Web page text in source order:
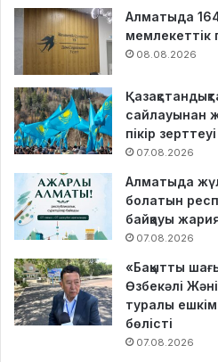
Алматыда 164
мемлекеттік
08.08.2026
сайлауынан
пікір зерттеуі
07.08.2026
Алматыда
болатын
байқауы
07.08.2026
«Бақытты
Өзбекәлі
туралы ешкім
бөлісті
07.08.2026